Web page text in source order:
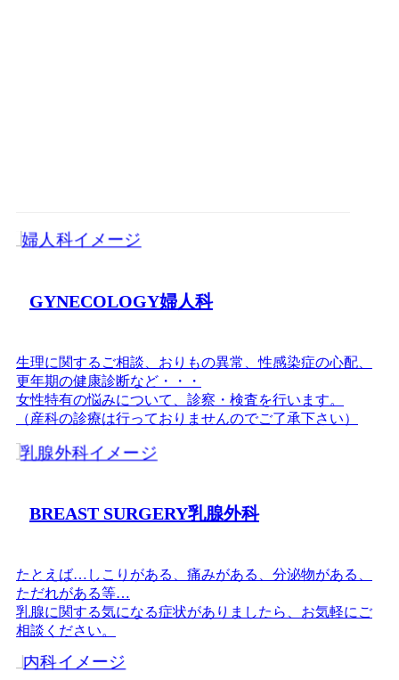
GYNECOLOGY婦人科
生理に関するご相談、おりもの異常、性感染症の心配、
更年期の健康診断など・・・
女性特有の悩みについて、診察・検査を行います。
（産科の診療は行っておりませんのでご了承下さい）
BREAST SURGERY乳腺外科
たとえば…しこりがある、 痛みがある、分泌物がある、
ただれがある等…
乳腺に関する気になる症状がありましたら、お気軽にご
相談ください。